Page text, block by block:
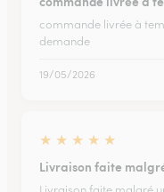
commande livrée à
demande
19/05/2026
★ ★ ★ ★ ★
Livraison faite